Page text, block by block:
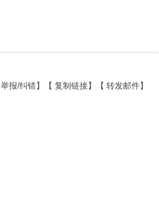
举报/纠错】【 复制链接】【 转发邮件】